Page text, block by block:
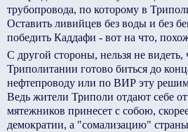
трубопровода, по которому в
Оставить ливийцев без воды и без
победить Каддафи - вот на что,
С другой стороны, нельзя не видеть,
Триполитании готово биться до
нефтепроводу или по ВИР эту
Ведь жители Триполи отдают себе
мятежников принесет с собою,
демократии, а "сомализацию"